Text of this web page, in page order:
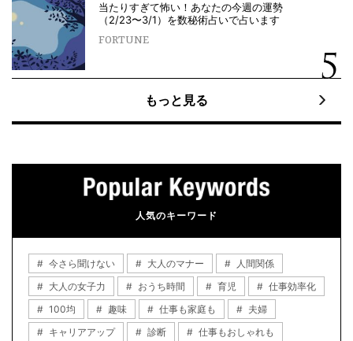
当たりすぎて怖い！あなたの今週の運勢
（2/23〜3/1）を数秘術占いで占います
FORTUNE
もっと見る
人気のキーワード
今さら聞けない 大人のマナー
人間関係
大人の女子力
おうち時間 育児
仕事効率化
100均
趣味 仕事も家庭も
夫婦
キャリアアップ
診断 仕事もおしゃれも